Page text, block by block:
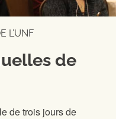
L’UNF
de
de trois jours de